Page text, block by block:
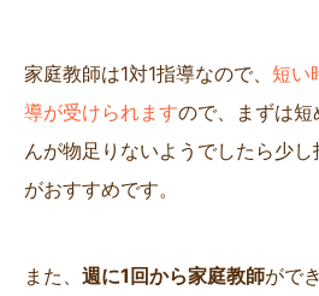
家庭教師は1対1指導なので、 短い
導が受けられますので、まずは短
んが物足りないようでしたら少
がおすすめです。
また、 週に1回から家庭教師がで